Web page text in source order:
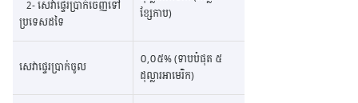
2- សេវាផ្ទេរប្រាក់ចេញទៅ
ប្រទេសដទៃ
ខ្សែកាប)
សេវាផ្ទេរប្រាក់ចូល
០,០៥% (ទាបបំផុត ៥
ដុល្លារអាមេរិក)